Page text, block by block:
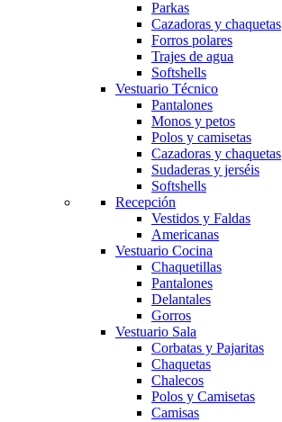
Parkas
Cazadoras y chaquetas
Forros polares
Trajes de agua
Softshells
Vestuario Técnico
Pantalones
Monos y petos
Polos y camisetas
Cazadoras y chaquetas
Sudaderas y jerséis
Softshells
Recepción
Vestidos y Faldas
Americanas
Vestuario Cocina
Chaquetillas
Pantalones
Delantales
Gorros
Vestuario Sala
Corbatas y Pajaritas
Chaquetas
Chalecos
Polos y Camisetas
Camisas